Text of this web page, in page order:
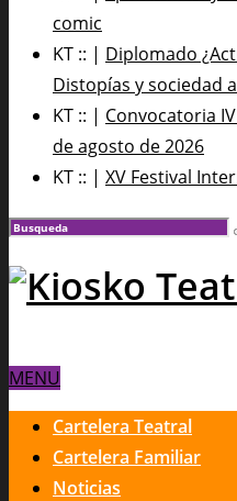
comic
KT :: | Diplomado
Distopías y sociedad
KT :: | Convocatoria
de agosto de 2026
KT :: | XV Festival
MENU
Cartelera Teatral
Cartelera Familiar
Noticias